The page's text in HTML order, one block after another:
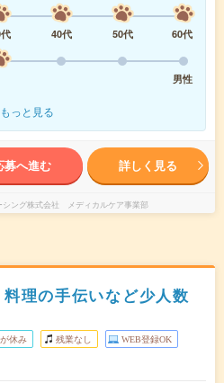
40代 50代
60代
男性
もっと見る
募へ進む 詳しく見る
シング株式会社 メディカルケア事業部
料理の手伝いなど少人数
休み 残業なし WEB登録OK